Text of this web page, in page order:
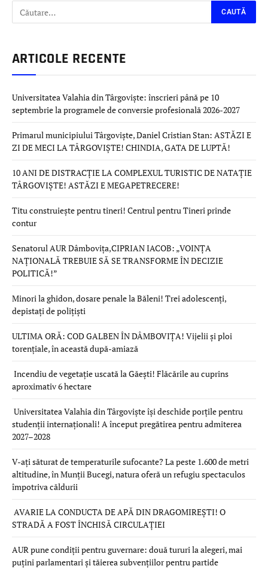
ARTICOLE RECENTE
Universitatea Valahia din Târgoviște: înscrieri până pe 10
septembrie la programele de conversie profesională 2026-2027
Primarul municipiului Târgoviște, Daniel Cristian Stan: ASTĂZI E
ZI DE MECI LA TÂRGOVIȘTE! CHINDIA, GATA DE LUPTĂ!
10 ANI DE DISTRACȚIE LA COMPLEXUL TURISTIC DE NATAȚIE
TÂRGOVIȘTE! ASTĂZI E MEGAPETRECERE!
Titu construiește pentru tineri! Centrul pentru Tineri prinde
contur
Senatorul AUR Dâmbovița,CIPRIAN IACOB: „VOINȚA
NAȚIONALĂ TREBUIE SĂ SE TRANSFORME ÎN DECIZIE
POLITICĂ!”
Minori la ghidon, dosare penale la Băleni! Trei adolescenți,
depistați de polițiști
ULTIMA ORĂ: COD GALBEN ÎN DÂMBOVIȚA! Vijelii și ploi
torențiale, în această după-amiază
Incendiu de vegetație uscată la Găești! Flăcările au cuprins
aproximativ 6 hectare
Universitatea Valahia din Târgoviște își deschide porțile pentru
studenții internaționali! A început pregătirea pentru admiterea
2027–2028
V-ați săturat de temperaturile sufocante? La peste 1.600 de metri
altitudine, în Munții Bucegi, natura oferă un refugiu spectaculos
împotriva căldurii
AVARIE LA CONDUCTA DE APĂ DIN DRAGOMIREȘTI! O
STRADĂ A FOST ÎNCHISĂ CIRCULAȚIEI
AUR pune condiții pentru guvernare: două tururi la alegeri, mai
puțini parlamentari și tăierea subvențiilor pentru partide